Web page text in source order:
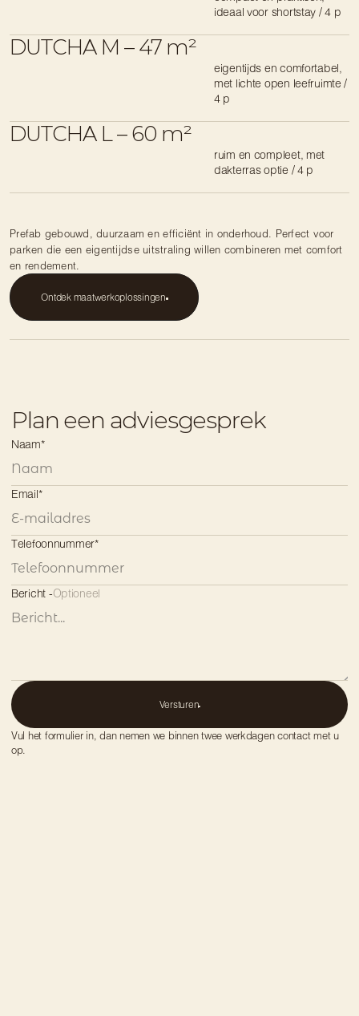
ideaal voor shortstay / 4 p
DUTCHA M – 47 m²
eigentijds en comfortabel,
met lichte open leefruimte /
4 p
DUTCHA L – 60 m²
ruim en compleet, met
dakterras optie / 4 p
Prefab gebouwd, duurzaam en efficiënt in onderhoud. Perfect voor
parken die een eigentijdse uitstraling willen combineren met comfort
en rendement.
Ontdek maatwerkoplossingen
Plan een adviesgesprek
Naam*
Email*
Telefoonnummer*
Bericht -Optioneel
Versturen
Vul het formulier in, dan nemen we binnen twee werkdagen contact met u
op.